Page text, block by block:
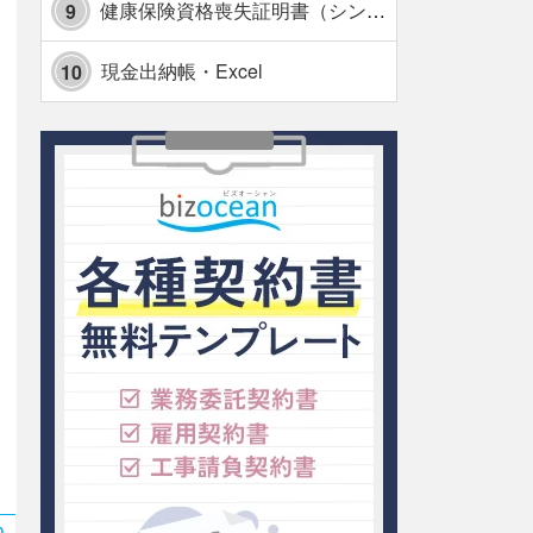
9 健康保険資格喪失証明書（シンプル表形式版）・Excel【見本付き】
10 現金出納帳・Excel